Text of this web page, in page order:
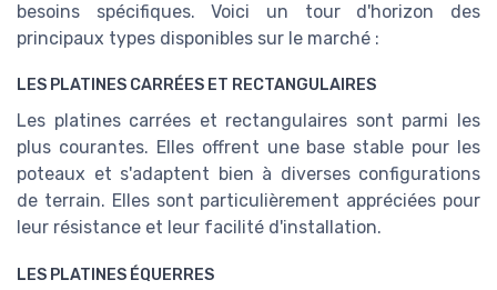
besoins spécifiques. Voici un tour d'horizon des
principaux types disponibles sur le marché :
LES PLATINES CARRÉES ET RECTANGULAIRES
Les platines carrées et rectangulaires sont parmi les
plus courantes. Elles offrent une base stable pour les
poteaux et s'adaptent bien à diverses configurations
de terrain. Elles sont particulièrement appréciées pour
leur résistance et leur facilité d'installation.
LES PLATINES ÉQUERRES